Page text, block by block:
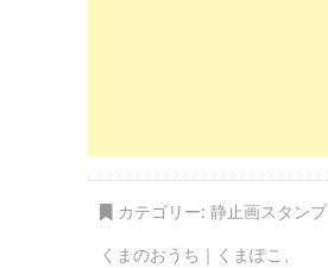
カテゴリー: 静止画スタンプ
くまのおうち｜くまぽこ 、